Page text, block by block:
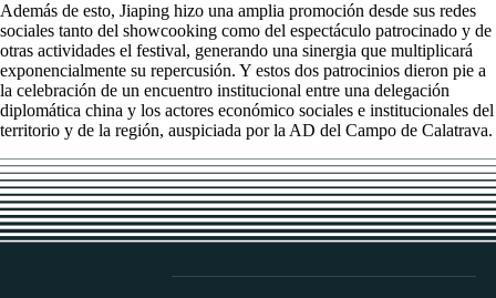
Además de esto, Jiaping hizo una amplia promoción desde sus redes
sociales tanto del showcooking como del espectáculo patrocinado y de
otras actividades el festival, generando una sinergia que multiplicará
exponencialmente su repercusión. Y estos dos patrocinios dieron pie a
la celebración de un encuentro institucional entre una delegación
diplomática china y los actores económico sociales e institucionales del
territorio y de la región, auspiciada por la AD del Campo de Calatrava.